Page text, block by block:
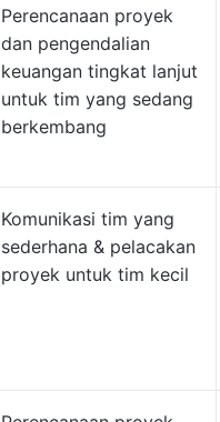
Perencanaan proyek
dan pengendalian
keuangan tingkat lanjut
untuk tim yang sedang
berkembang
Komunikasi tim yang
sederhana & pelacakan
proyek untuk tim kecil